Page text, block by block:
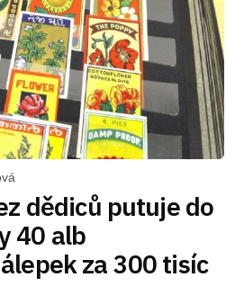
dědiců putuje do
40 alb
za 300 tisíc